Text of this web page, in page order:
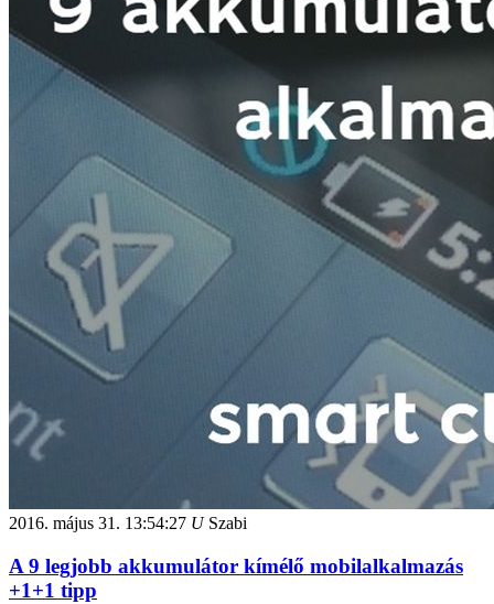
2016. május 31. 13:54:27 USzabi
A 9 legjobb akkumulátor kímélő mobilalkalmazás
+1+1 tipp